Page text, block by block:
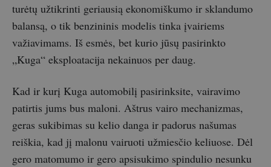
turėtų užtikrinti geriausią ekonomiškumo ir sklandumo
balansą, o tik benzininis modelis tinka įvairiems
važiavimams. Iš esmės, bet kurio jūsų pasirinkto
„Kuga“ eksploatacija nekainuos per daug.
Kad ir kurį Kuga automobilį pasirinksite, vairavimo
patirtis jums bus maloni. Aštrus vairo mechanizmas,
geras sukibimas su kelio danga ir padorus našumas
reiškia, kad jį malonu vairuoti užmiesčio keliuose. Dėl
gero matomumo ir gero apsisukimo spindulio nesunku